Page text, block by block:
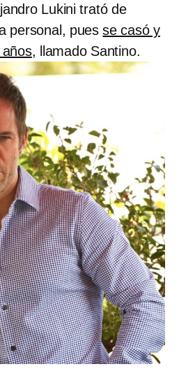
Lukini trató de
personal, puesse casó y
, llamado Santino.